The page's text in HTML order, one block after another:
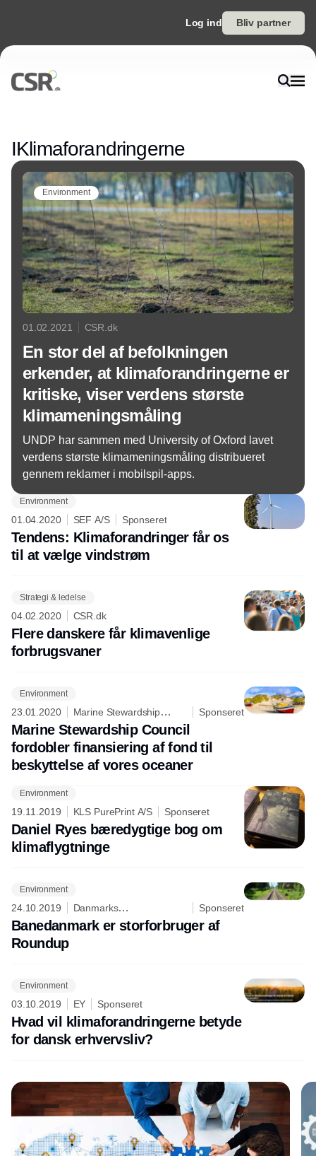
Log ind Bliv partner
IKlimaforandringerne
Environment
01.02.2021 CSR.dk
En stor del af befolkningen
erkender, at klimaforandringerne er
kritiske, viser verdens største
klimameningsmåling
UNDP har sammen med University of Oxford lavet
verdens største klimameningsmåling distribueret
gennem reklamer i mobilspil-apps.
Environment
01.04.2020 SEF A/S Sponseret
Tendens: Klimaforandringer får os
til at vælge vindstrøm
Strategi & ledelse
04.02.2020 CSR.dk
Flere danskere får klimavenlige
forbrugsvaner
Environment
23.01.2020
Marine Stewardship
Council
Sponseret
Marine Stewardship Council
fordobler finansiering af fond til
beskyttelse af vores oceaner
Environment
19.11.2019 KLS PurePrint A/S Sponseret
Daniel Ryes bæredygtige bog om
klimaflygtninge
Environment
24.10.2019
Danmarks
Naturfredningsforening
Sponseret
Banedanmark er storforbruger af
Roundup
Environment
03.10.2019 EY Sponseret
Hvad vil klimaforandringerne betyde
for dansk erhvervsliv?